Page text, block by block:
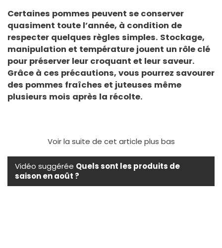
Certaines pommes peuvent se conserver
quasiment toute l’année, à condition de
respecter quelques règles simples. Stockage,
manipulation et température jouent un rôle clé
pour préserver leur croquant et leur saveur.
Grâce à ces précautions, vous pourrez savourer
des pommes fraîches et juteuses même
plusieurs mois après la récolte.
Voir la suite de cet article plus bas
Vidéo suggérée Quels sont les produits de
saison en août ?